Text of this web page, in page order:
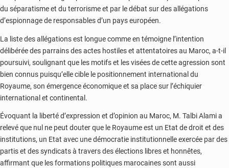
du séparatisme et du terrorisme et par le débat sur des allégations
d’espionnage de responsables d’un pays européen.
La liste des allégations est longue comme en témoigne l’intention
délibérée des parrains des actes hostiles et attentatoires au Maroc, a-t-il
poursuivi, soulignant que les motifs et les visées de cette agression sont
bien connus puisqu’elle cible le positionnement international du
Royaume, son émergence économique et sa place sur l’échiquier
international et continental.
Évoquant la liberté d’expression et d’opinion au Maroc, M. Talbi Alami a
relevé que nul ne peut douter que le Royaume est un Etat de droit et des
institutions, un Etat avec une démocratie institutionnelle exercée par des
partis et des syndicats à travers des élections libres et honnêtes,
affirmant que les formations politiques marocaines sont aussi